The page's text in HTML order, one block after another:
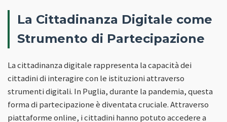
La Cittadinanza Digitale come
Strumento di Partecipazione
La cittadinanza digitale rappresenta la capacità dei
cittadini di interagire con le istituzioni attraverso
strumenti digitali. In Puglia, durante la pandemia, questa
forma di partecipazione è diventata cruciale. Attraverso
piattaforme online, i cittadini hanno potuto accedere a